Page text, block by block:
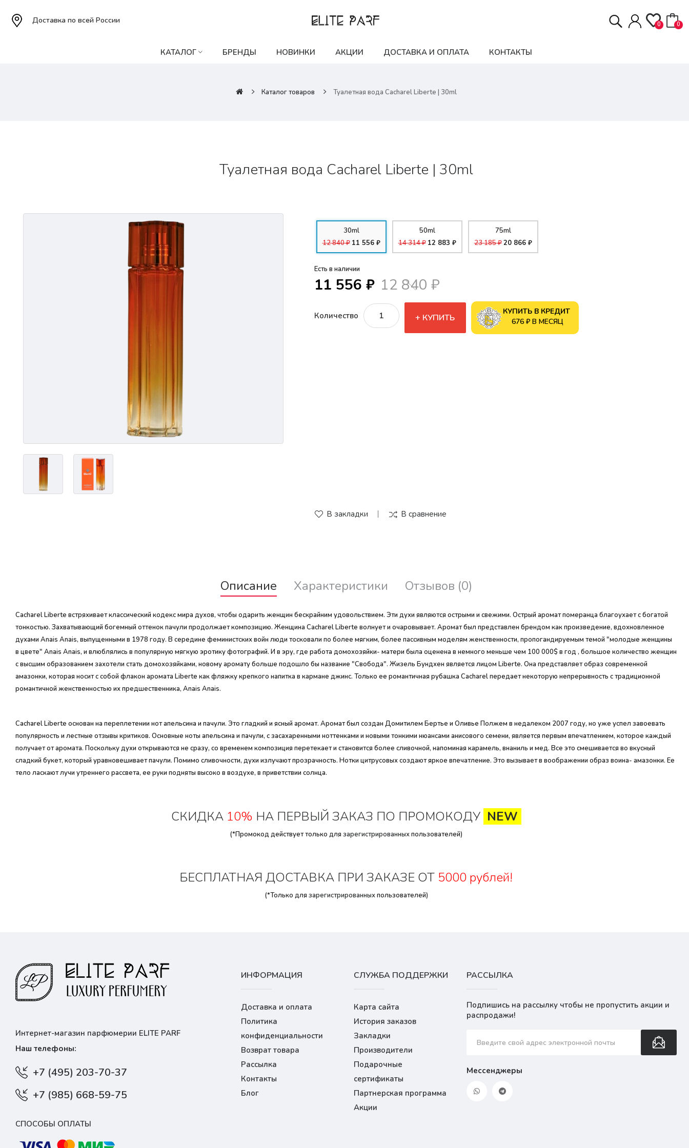
Доставка по всей России 0 0
КАТАЛОГ БРЕНДЫ НОВИНКИ АКЦИИ ДОСТАВКА И ОПЛАТА КОНТАКТЫ
Каталог товаров Туалетная вода Cacharel Liberte | 30ml
Туалетная вода Cacharel Liberte | 30ml
30ml
12 840 ₽ 11 556 ₽
50ml
14 314 ₽ 12 883 ₽
75ml
23 185 ₽20 866 ₽
Есть в наличии
11 556 ₽ 12 840 ₽
Количество КУПИТЬ
КУПИТЬ В КРЕДИТ
676 ₽ В МЕСЯЦ
В закладки В сравнение
Описание Характеристики Отзывов (0)
Cacharel Liberte встряхивает классический кодекс мира духов, чтобы одарить женщин бескрайним удовольствием. Эти духи являются острыми и свежими. Острый аромат померанца благоухает с богатой
тонкостью. Захватывающий богемный оттенок пачули продолжает композицию. Женщина Cacharel Liberte волнует и очаровывает. Аромат был представлен брендом как произведение, вдохновленное
духами Anais Anais, выпущенными в 1978 году. В середине феминистских войн люди тосковали по более мягким, более пассивным моделям женственности, пропогандируемым темой "молодые женщины
в цвете" Anais Anais, и влюблялись в популярную мягкую эротику фотографий. И в эру, где работа домохозяйки- матери была оценена в немного меньше чем 100 000$ в год , большое количество женщин
с высшим образованием захотели стать домохозяйками, новому аромату больше подошло бы название "Свобода". Жизель Бундхен является лицом Liberte. Она представляет образ современной
амазонки, которая носит с собой флакон аромата Liberte как фляжку крепкого напитка в кармане джинс. Только ее романтичная рубашка Cacharel передает некоторую непрерывность с традиционной
романтичной женственностью их предшественника, Anais Anais.
Cacharel Liberte основан на переплетении нот апельсина и пачули. Это гладкий и ясный аромат. Аромат был создан Домитилем Бертье и Оливье Полжем в недалеком 2007 году, но уже успел завоевать
популярность и лестные отзывы критиков. Основные ноты апельсина и пачули, с засахаренными ноттенками и новыми тонкими нюансами анисового семени, является первым впечатлением, которое каждый
получает от аромата. Поскольку духи открываются не сразу, со временем композиция перетекает и становится более сливочной, напоминая карамель, внаниль и мед. Все это смешивается во вкусный
сладкий букет, который уравновешивает пачули. Помимо сливочности, духи излучают прозрачность. Нотки цитрусовых создают яркое впечатление. Это вызывает в воображении образ воина- амазонки. Ее
тело ласкают лучи утреннего рассвета, ее руки подняты высоко в воздухе, в приветствии солнца.
СКИДКА 10% НА ПЕРВЫЙ ЗАКАЗ ПО ПРОМОКОДУ NEW
(*Промокод действует только для зарегистрированныхпользователей)
БЕСПЛАТНАЯ ДОСТАВКА ПРИ ЗАКАЗЕ ОТ 5000 рублей!
(*Только для зарегистрированныхпользователей)
Интернет-магазин парфюмерии ELITE PARF
Наш телефоны:
+7 (495) 203-70-37
+7 (985) 668-59-75
СПОСОБЫ ОПЛАТЫ
ИНФОРМАЦИЯ
Доставка и оплата
Политика
конфиденциальности
Возврат товара
Рассылка
Контакты
Блог
СЛУЖБА ПОДДЕРЖКИ
Карта сайта
История заказов
Закладки
Производители
Подарочные
сертификаты
Партнерская программа
Акции
РАССЫЛКА
Подпишись на рассылку чтобы не пропустить акции и
распродажи!
Мессенджеры